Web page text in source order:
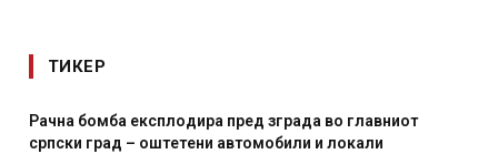
ТИКЕР
пред зграда во главниот
автомобили и локали
И Данска се
месечна воена